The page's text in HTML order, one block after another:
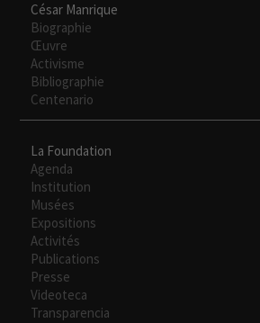
César Manrique
Biographie
Œuvre
Activisme
Bibliographie
Centenario
La Foundation
Agenda
Institution
Musées
Expositions
Activités
Publications
Presse
Videoteca
Transparencia